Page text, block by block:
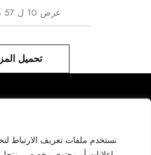
نستخدم ملفات تعريف الارتباط
عرض ل 57
تحميل
تغريد
بينتريس